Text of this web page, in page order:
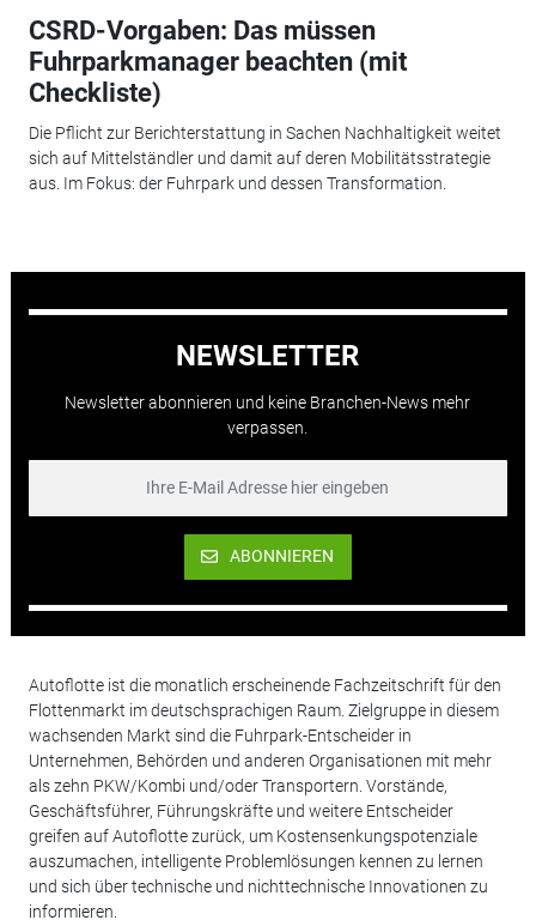
CSRD-Vorgaben: Das müssen
Fuhrparkmanager beachten (mit
Checkliste)
Die Pflicht zur Berichterstattung in Sachen Nachhaltigkeit weitet
sich auf Mittelständler und damit auf deren Mobilitätsstrategie
aus. Im Fokus: der Fuhrpark und dessen Transformation.
NEWSLETTER
Newsletter abonnieren und keine Branchen-News mehr
verpassen.
ABONNIEREN
Autoflotte ist die monatlich erscheinende Fachzeitschrift für den
Flottenmarkt im deutschsprachigen Raum. Zielgruppe in diesem
wachsenden Markt sind die Fuhrpark-Entscheider in
Unternehmen, Behörden und anderen Organisationen mit mehr
als zehn PKW/Kombi und/oder Transportern. Vorstände,
Geschäftsführer, Führungskräfte und weitere Entscheider
greifen auf Autoflotte zurück, um Kostensenkungspotenziale
auszumachen, intelligente Problemlösungen kennen zu lernen
und sich über technische und nichttechnische Innovationen zu
informieren.